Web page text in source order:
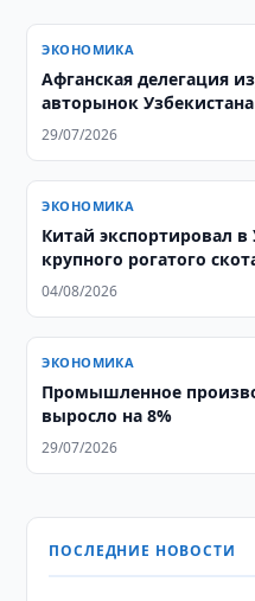
ЭКОНОМИКА
Афганская делегация
авторынок Узбекистана
29/07/2026
ЭКОНОМИКА
Китай экспортировал
крупного рогатого
04/08/2026
ЭКОНОМИКА
Промышленное
выросло на 8%
29/07/2026
ПОСЛЕДНИЕ НОВОСТИ